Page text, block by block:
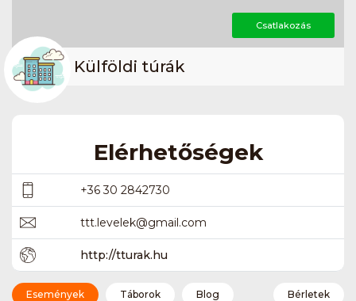
Csatlakozás
Külföldi túrák
Elérhetőségek
+36 30 2842730
ttt.levelek@gmail.com
http://tturak.hu
Bérletek
Események Táborok Blog